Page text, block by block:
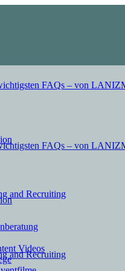
FAQs – von
and Recruiting
Videos
FAQs – von
and Recruiting